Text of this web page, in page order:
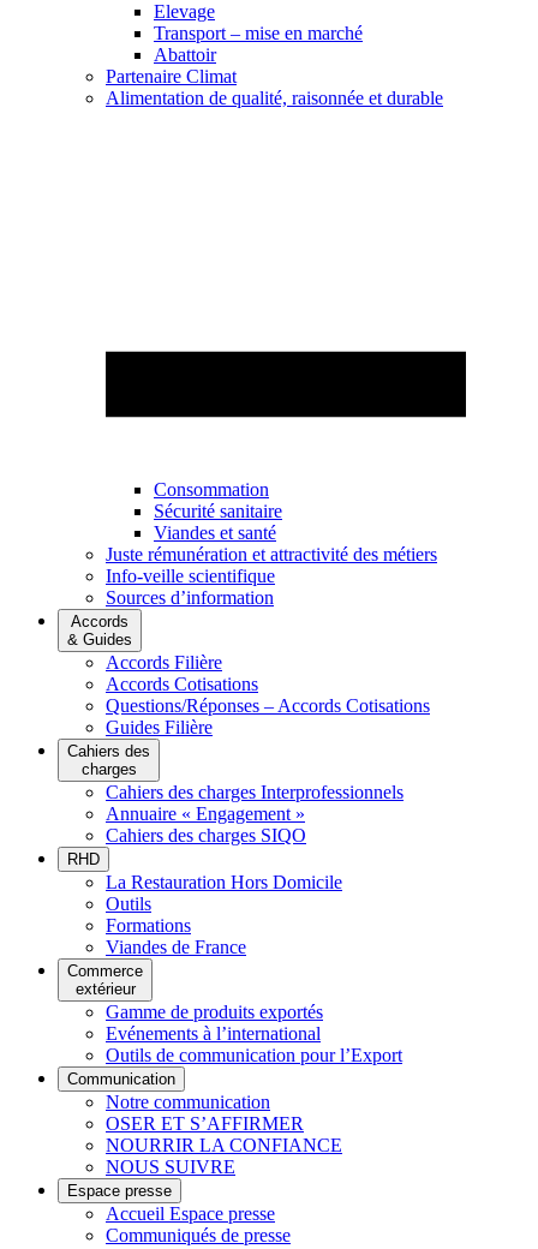
Elevage
Transport – mise en marché
Abattoir
Partenaire Climat
Alimentation de qualité, raisonnée et durable
Consommation
Sécurité sanitaire
Viandes et santé
Juste rémunération et attractivité des métiers
Info-veille scientifique
Sources d’information
Accords
& Guides
Accords Filière
Accords Cotisations
Questions/Réponses – Accords Cotisations
Guides Filière
Cahiers des
charges
Cahiers des charges Interprofessionnels
Annuaire « Engagement »
Cahiers des charges SIQO
RHD
La Restauration Hors Domicile
Outils
Formations
Viandes de France
Commerce
extérieur
Gamme de produits exportés
Evénements à l’international
Outils de communication pour l’Export
Communication
Notre communication
OSER ET S’AFFIRMER
NOURRIR LA CONFIANCE
NOUS SUIVRE
Espace presse
Accueil Espace presse
Communiqués de presse